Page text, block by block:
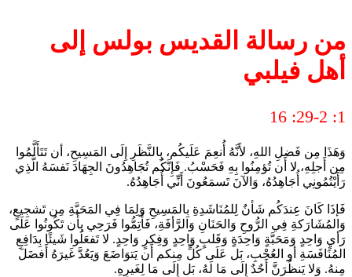
من رسالة القديس بولس إلى
أهل فيلبي
1: 29-2: 16
وَهَذَا مِن فَضلِ اللهِ، لأَنَّهُ أُنعِمَ عَلَيكُم، بِالنَّظَرِ إِلَى المَسِيحِ، أن تَتَأَلَّمُوا
مِن أَجلِهِ، لا أَن تُؤمِنُوا بِهِ فَحَسْبُ. فَإِنَّكُم تُجَاهِدُونَ الجِهَادَ نَفسَهُ الَّذِي
رَأَيْتُمُونِي أُجَاهِدُهُ، وَالآنَ تَسمَعُونَ أَنِّي أُجَاهِدُهُ.
فَإذَا كَانَ عِندَكُم شَأنٌ لِلمُنَاشَدِةِ بِالمَسِيحِ وَلِمَا فِي المَحَبَّةِ مِن تَشجِيعٍ،
وَالمُشَارَكةِ فِي الرُّوحِ وَالحَنَانِ وَالرَّأفَةِ، فَأَتِمُّوا فَرَحِي بِأَن تَكُونُوا عَلَى
رَأيٍ وَاحِدٍ وَمَحَبَّةٍ وَاحِدَةٍ وَقَلبٍ وَاحِدٍ وَفِكرٍ وَاحِدٍ. لا تَفعَلُوا شَيئًا بِدَافِعِ
المُنَافَسَةِ أو العُجْبِ، بَل عَلَى كُلٍّ مِنكم أَن يَتوَاضَعَ وَيَعُدَّ غَيرَهُ أَفضَلَ
مِنهُ. وَلا يَنظُرَنَّ أَحٌدٌ إِلَى مَا لَهُ، بَل إِلَى مَا لِغَيرِهِ.